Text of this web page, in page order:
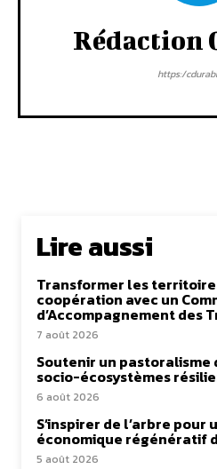
Rédaction
https:/
Lire aussi
Transformer les
coopération avec un
d’Accompagnement des
7 août 2026
Soutenir un
socio-écosystèmes
6 août 2026
S’inspirer de l’arbre pour
économique régénératif
5 août 2026